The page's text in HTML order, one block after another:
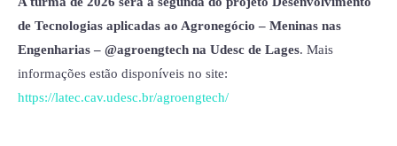
de Tecnologias aplicadas ao Agronegócio – Meninas nas
Engenharias – @agroengtech na Udesc de Lages. Mais
informações estão disponíveis no site:
https://latec.cav.udesc.br/agroengtech/